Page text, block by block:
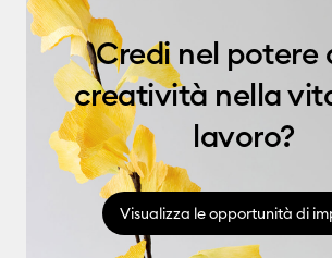
Credi nel potere
creatività nella
lavoro?
Visualizza le opportunità di